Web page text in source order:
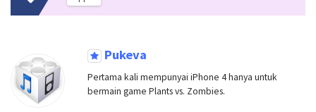
Pukeva
Pertama kali mempunyai iPhone 4 hanya untuk
bermain game Plants vs. Zombies.